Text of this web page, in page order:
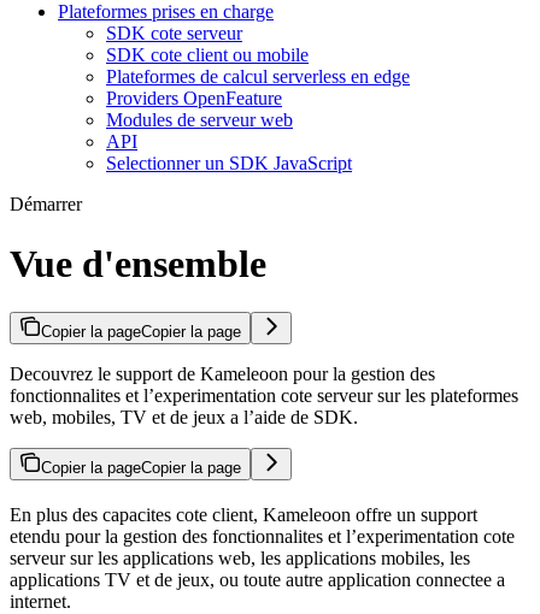
Plateformes prises en charge
SDK cote serveur
SDK cote client ou mobile
Plateformes de calcul serverless en edge
Providers OpenFeature
Modules de serveur web
API
Selectionner un SDK JavaScript
Démarrer
Vue d'ensemble
Copier la pageCopier la page
Decouvrez le support de Kameleoon pour la gestion des
fonctionnalites et l’experimentation cote serveur sur les plateformes
web, mobiles, TV et de jeux a l’aide de SDK.
Copier la pageCopier la page
En plus des capacites cote client, Kameleoon offre un support
etendu pour la gestion des fonctionnalites et l’experimentation cote
serveur sur les applications web, les applications mobiles, les
applications TV et de jeux, ou toute autre application connectee a
internet.